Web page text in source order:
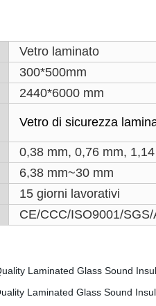
Vetro laminato
300*500mm
2440*6000 mm
Vetro di sicurezza
0,38 mm, 0,76 mm,
6,38 mm~30 mm
15 giorni lavorativi
CE/CCC/ISO9001/